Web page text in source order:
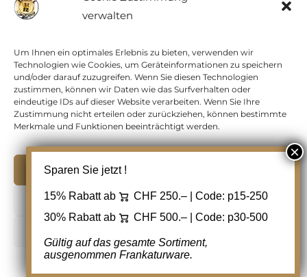
verwalten
Um Ihnen ein optimales Erlebnis zu bieten, verwenden wir
Technologien wie Cookies, um Geräteinformationen zu speichern
und/oder darauf zuzugreifen. Wenn Sie diesen Technologien
zustimmen, können wir Daten wie das Surfverhalten oder
eindeutige IDs auf dieser Website verarbeiten. Wenn Sie Ihre
Zustimmung nicht erteilen oder zurückziehen, können bestimmte
Merkmale und Funktionen beeinträchtigt werden.
Ablehnen
Vereinte Nationen
Vorphilatelie
Zensurbelege Österreich
Zensurbelege Schweiz
Copyright 2012 - 2024 URAY GmbH | All Rights
Reserved |
PCI Data Security Standards |
Facebook
Sparen Sie jetzt !
15% Rabatt ab CHF 250.– | Code: p15-250
30% Rabatt ab
CHF 500.– | Code: p30-500
Gültig auf das gesamte Sortiment,
ausgenommen Frankaturware.